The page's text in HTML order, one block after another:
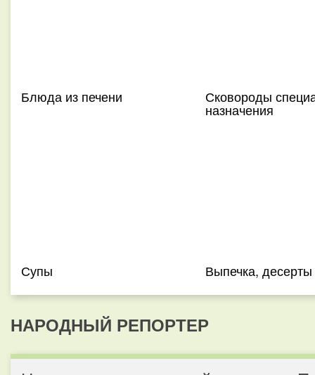
Блюда из печени Сковороды
назначения
Супы Выпечка, десерты
НАРОДНЫЙ РЕПОРТЕР